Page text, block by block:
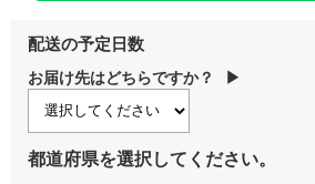
配送の予定日数
お届け先はどちらですか？ ▶
都道府県を選択してください。